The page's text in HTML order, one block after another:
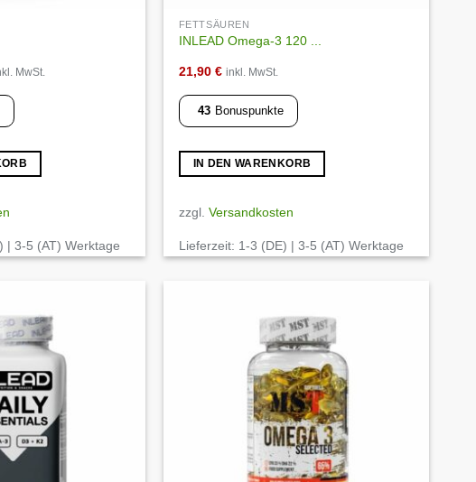
MwSt.
| 3-5 (AT) Werktage
FETTSÄUREN
INLEAD Omega-3 120 ...
21,90 € inkl. MwSt.
43 Bonuspunkte
IN DEN WARENKORB
zzgl. Versandkosten
Lieferzeit: 1-3 (DE) | 3-5 (AT) Werktage